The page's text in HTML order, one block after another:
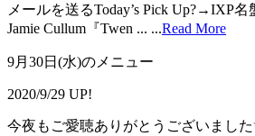
メールを送るToday’s Pick Up?→IXP
Jamie Cullum『Twen ... ...Read More
9月30日(水)のメニュー
2020/9/29 UP!
今夜もご愛聴ありがとうございました